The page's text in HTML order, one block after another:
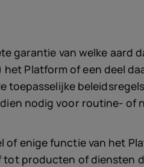
garantie van welke
Platform of een deel
nodig voor routine-
enige functie van het
producten of diensten